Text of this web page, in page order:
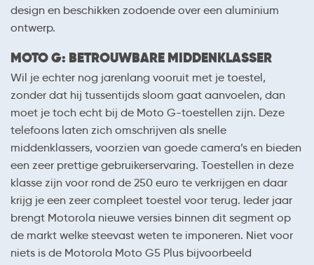
design en beschikken zodoende over een aluminium
ontwerp.
MOTO G: BETROUWBARE MIDDENKLASSER
Wil je echter nog jarenlang vooruit met je toestel,
zonder dat hij tussentijds sloom gaat aanvoelen, dan
moet je toch echt bij de Moto G-toestellen zijn. Deze
telefoons laten zich omschrijven als snelle
middenklassers, voorzien van goede camera’s en bieden
een zeer prettige gebruikerservaring. Toestellen in deze
klasse zijn voor rond de 250 euro te verkrijgen en daar
krijg je een zeer compleet toestel voor terug. Ieder jaar
brengt Motorola nieuwe versies binnen dit segment op
de markt welke steevast weten te imponeren. Niet voor
niets is de Motorola Moto G5 Plus bijvoorbeeld